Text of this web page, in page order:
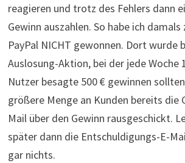
reagieren und trotz des Fehlers dann
Gewinn auszahlen. So habe ich damals
PayPal NICHT gewonnen. Dort wurde
Auslosung-Aktion, bei der jede Woche
Nutzer besagte 500 € gewinnen
größere Menge an Kunden bereits die
Mail über den Gewinn rausgeschickt.
später dann die Entschuldigungs-E-
gar nichts.